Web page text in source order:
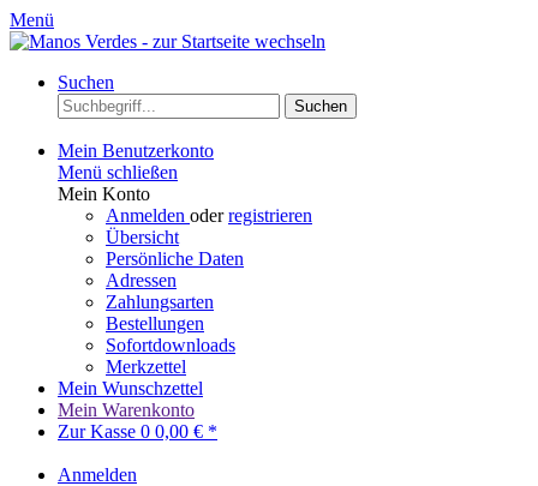
Menü
Suchen
Suchen
Mein Benutzerkonto
Menü schließen
Mein Konto
Anmelden oderregistrieren
Übersicht
Persönliche Daten
Adressen
Zahlungsarten
Bestellungen
Sofortdownloads
Merkzettel
Mein Wunschzettel
Mein Warenkonto
Zur Kasse 0 0,00 € *
Anmelden